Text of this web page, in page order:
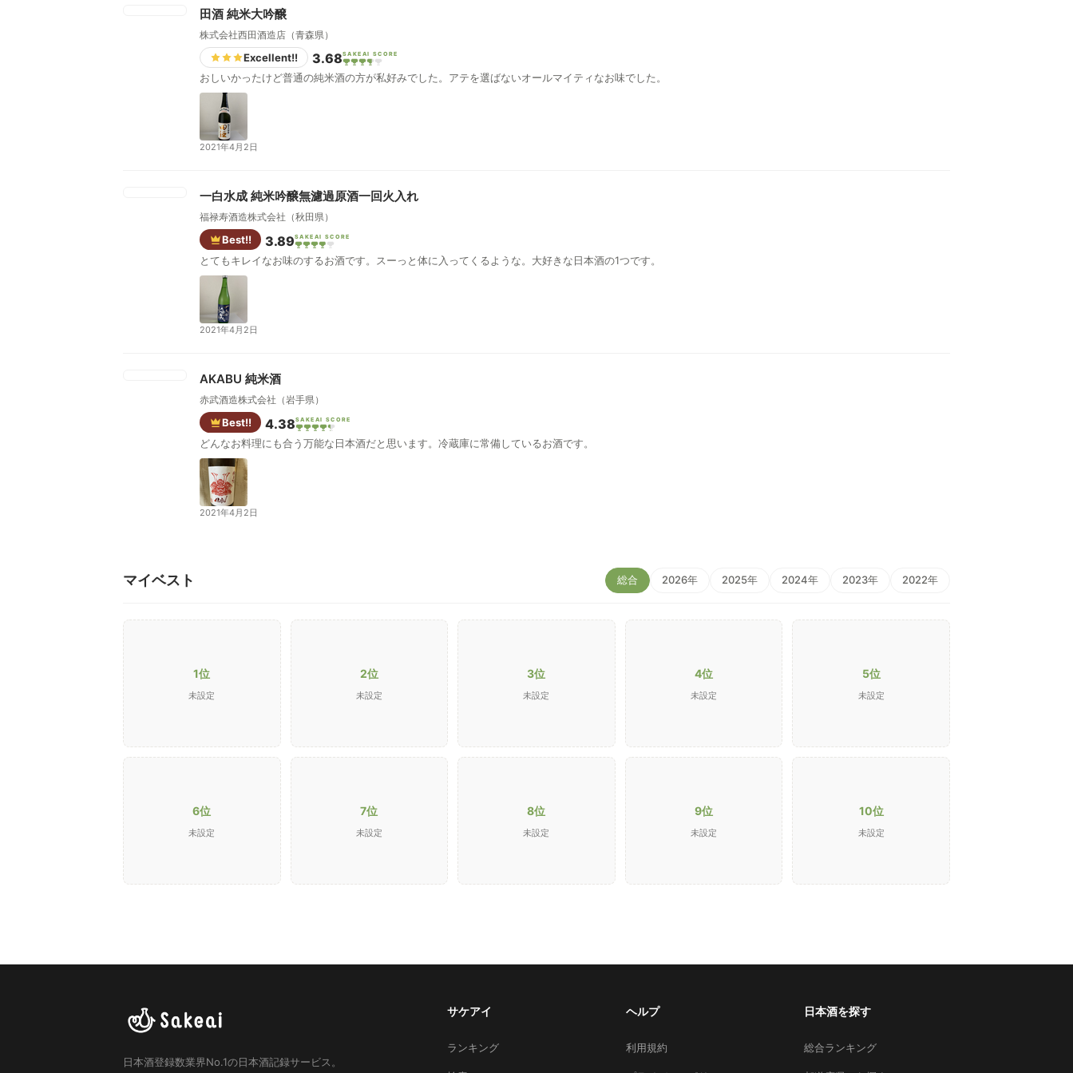
田酒 純米大吟醸
株式会社西田酒造店（青森県）
Excellent!! 3.68SAKEAI SCORE
おしいかったけど普通の純米酒の方が私好みでした。アテを選ばないオールマイティなお味でした。
2021年4月2日
一白水成 純米吟醸無濾過原酒一回火入れ
福禄寿酒造株式会社（秋田県）
Best!! 3.89SAKEAI SCORE
とてもキレイなお味のするお酒です。スーっと体に入ってくるような。大好きな日本酒の1つです。
2021年4月2日
AKABU 純米酒
赤武酒造株式会社（岩手県）
Best!! 4.38SAKEAI SCORE
どんなお料理にも合う万能な日本酒だと思います。冷蔵庫に常備しているお酒です。
2021年4月2日
マイベスト 総合 2026年 2025年 2024年 2023年 2022年
1位
未設定
2位
未設定
3位
未設定
4位
未設定
5位
未設定
6位
未設定
7位
未設定
8位
未設定
9位
未設定
10位
未設定
日本酒登録数業界No.1の日本酒記録サービス。
サケアイ
ランキング
ヘルプ
利用規約
日本酒を探す
総合ランキング